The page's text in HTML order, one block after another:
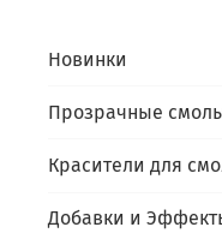
Новинки
Прозрачные
Красители для
Добавки и